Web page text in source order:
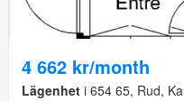
4 662 kr/month
Lägenhet i 654 65, Rud,